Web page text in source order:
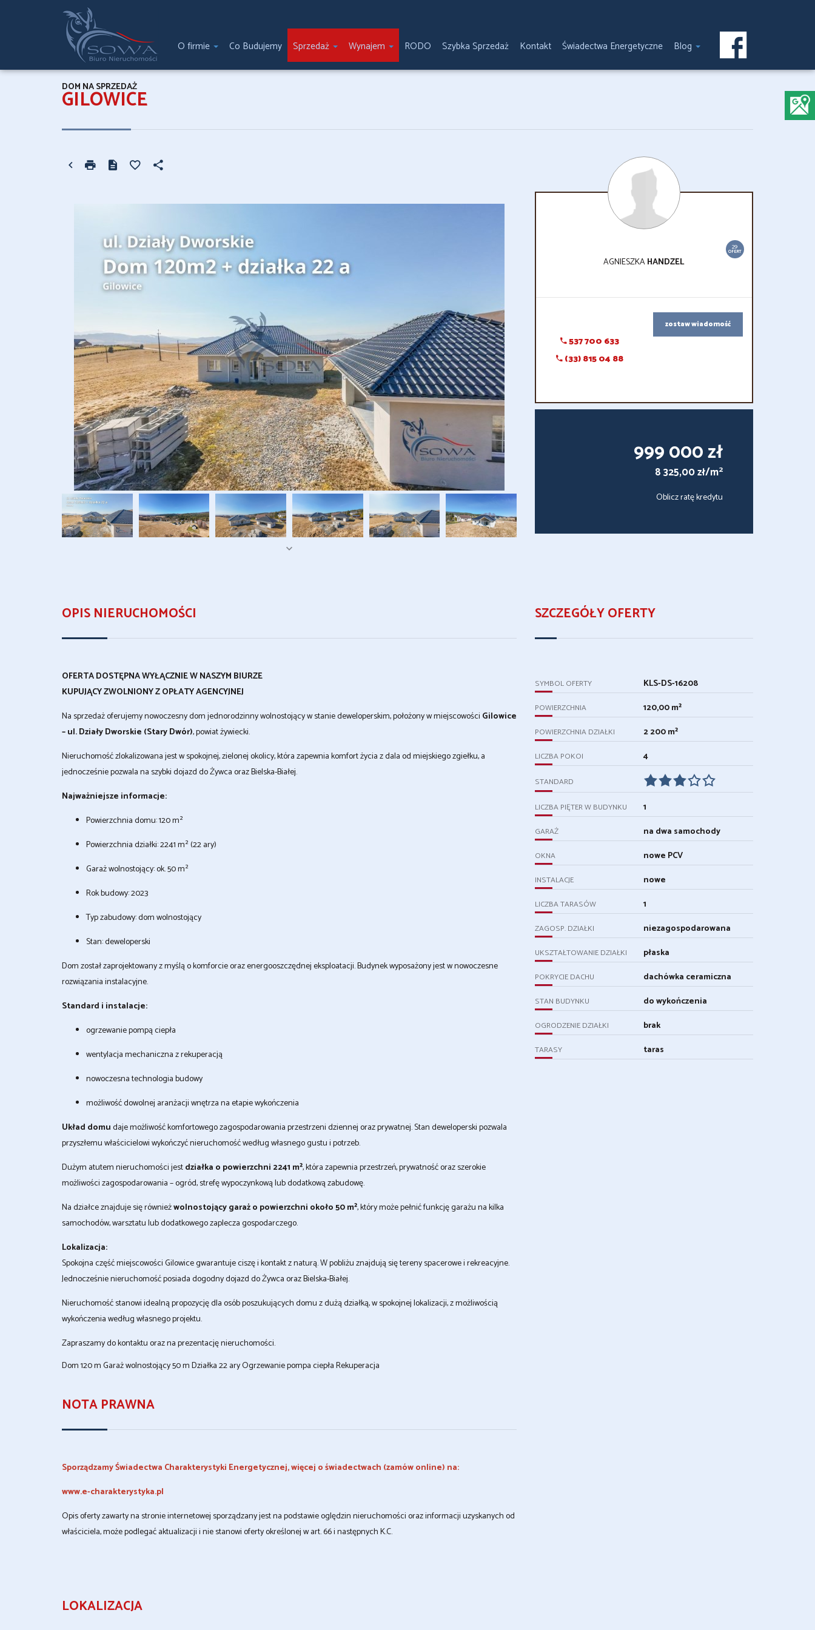
O firmie Co Budujemy Sprzedaż Wynajem RODO Szybka Sprzedaż Kontakt Świadectwa Energetyczne Blog
GILOWICE
DOM NA SPRZEDAŻ
29
OFERT
AGNIESZKAHANDZEL
537 700 633
(33) 815 04 88
zostaw wiadomość
999 000 zł
8 325,00 zł/m2
Oblicz ratę kredytu
OPIS NIERUCHOMOŚCI
OFERTA DOSTĘPNA WYŁĄCZNIE W NASZYM BIURZE
KUPUJĄCY ZWOLNIONY Z OPŁATY AGENCYJNEJ
Na sprzedaż oferujemy nowoczesny dom jednorodzinny wolnostojący w stanie deweloperskim, położony w miejscowości Gilowice
– ul. Działy Dworskie (Stary Dwór), powiat żywiecki.
Nieruchomość zlokalizowana jest w spokojnej, zielonej okolicy, która zapewnia komfort życia z dala od miejskiego zgiełku, a
jednocześnie pozwala na szybki dojazd do Żywca oraz Bielska-Białej.
Najważniejsze informacje:
Powierzchnia domu: 120 m²
Powierzchnia działki: 2241 m² (22 ary)
Garaż wolnostojący: ok. 50 m²
Rok budowy: 2023
Typ zabudowy: dom wolnostojący
Stan: deweloperski
Dom został zaprojektowany z myślą o komforcie oraz energooszczędnej eksploatacji. Budynek wyposażony jest w nowoczesne
rozwiązania instalacyjne.
Standard i instalacje:
ogrzewanie pompą ciepła
wentylacja mechaniczna z rekuperacją
nowoczesna technologia budowy
możliwość dowolnej aranżacji wnętrza na etapie wykończenia
Układ domudaje możliwość komfortowego zagospodarowania przestrzeni dziennej oraz prywatnej. Stan deweloperski pozwala
przyszłemu właścicielowi wykończyć nieruchomość według własnego gustu i potrzeb.
Dużym atutem nieruchomości jestdziałka o powierzchni 2241 m², która zapewnia przestrzeń, prywatność oraz szerokie
możliwości zagospodarowania – ogród, strefę wypoczynkową lub dodatkową zabudowę.
Na działce znajduje się równieżwolnostojący garaż o powierzchni około 50 m², który może pełnić funkcję garażu na kilka
samochodów, warsztatu lub dodatkowego zaplecza gospodarczego.
Lokalizacja:
Spokojna część miejscowości Gilowice gwarantuje ciszę i kontakt z naturą. W pobliżu znajdują się tereny spacerowe i rekreacyjne.
Jednocześnie nieruchomość posiada dogodny dojazd do Żywca oraz Bielska-Białej.
Nieruchomość stanowi idealną propozycję dla osób poszukujących domu z dużą działką, w spokojnej lokalizacji, z możliwością
wykończenia według własnego projektu.
Zapraszamy do kontaktu oraz na prezentację nieruchomości.
Dom 120 m Garaż wolnostojący 50 m Działka 22 ary Ogrzewanie pompa ciepła Rekuperacja
NOTA PRAWNA
Sporządzamy Świadectwa Charakterystyki Energetycznej, więcej o świadectwach (zamów online) na:
www.e-charakterystyka.pl
Opis oferty zawarty na stronie internetowej sporządzany jest na podstawie oględzin nieruchomości oraz informacji uzyskanych od
właściciela, może podlegać aktualizacji i nie stanowi oferty określonej w art. 66 i następnych K.C.
SZCZEGÓŁY OFERTY
SYMBOL OFERTY KLS-DS-16208
POWIERZCHNIA 120,00 m²
POWIERZCHNIA DZIAŁKI 2 200 m²
LICZBA POKOI 4
STANDARD
LICZBA PIĘTER W BUDYNKU 1
GARAŻ na dwa samochody
OKNA nowe PCV
INSTALACJE nowe
LICZBA TARASÓW 1
ZAGOSP. DZIAŁKI niezagospodarowana
UKSZTAŁTOWANIE DZIAŁKI płaska
POKRYCIE DACHU dachówka ceramiczna
STAN BUDYNKU do wykończenia
OGRODZENIE DZIAŁKI brak
TARASY taras
LOKALIZACJA